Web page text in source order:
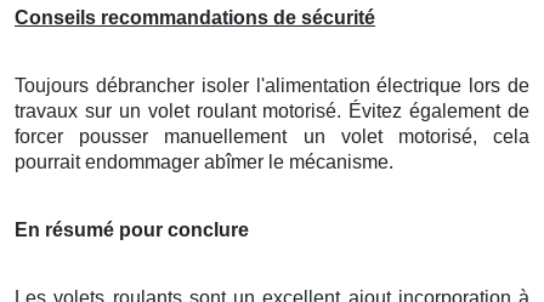
Conseils recommandations de sécurité
Toujours débrancher isoler l'alimentation électrique lors de
travaux sur un volet roulant motorisé. Évitez également de
forcer pousser manuellement un volet motorisé, cela
pourrait endommager abîmer le mécanisme.
En résumé pour conclure